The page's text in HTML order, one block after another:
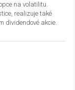
na volatilitu.
realizuje také
dividendové akcie.